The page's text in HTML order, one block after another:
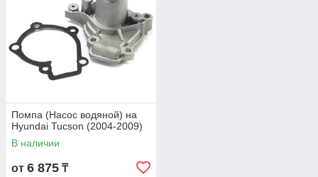
Помпа (Насос водяной) на
Hyundai Tucson (2004-2009)
В наличии
от 6 875 ₸